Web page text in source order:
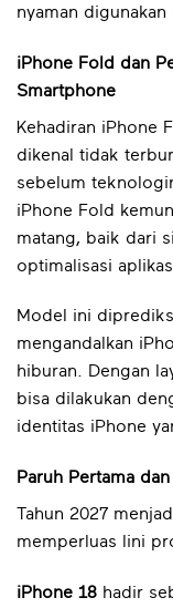
nyaman
iPhone Fold dan
Smartphone
Kehadiran iPhone
dikenal tidak
sebelum
iPhone Fold
matang, baik dari
optimalisasi
Model ini
mengandalkan
hiburan. Dengan
bisa dilakukan
identitas iPhone
Paruh Pertama
Tahun 2027
memperluas lini
iPhone 18 hadir